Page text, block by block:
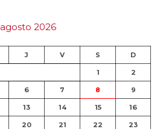
agosto 2026
J V S D
1 2
6 7 8 9
13 14 15 16
20 21 22 23